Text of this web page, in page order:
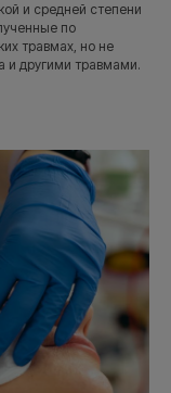
и средней степени
по
травмах, но не
и другими травмами.